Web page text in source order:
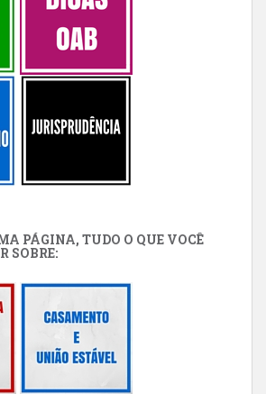
PÁGINA, TUDO O QUE VOCÊ
SOBRE: